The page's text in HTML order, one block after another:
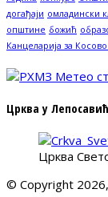
догађаји омладински
општине божић
Канцеларија за
Црква у
Црква
© Copyright